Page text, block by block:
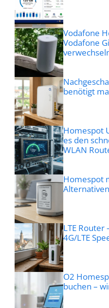
Vodafone
Vodafone
benötigt
Homespot
es den
WLAN
Homespot
Alternativen
LTE Router
4G/LTE
O2
buchen –